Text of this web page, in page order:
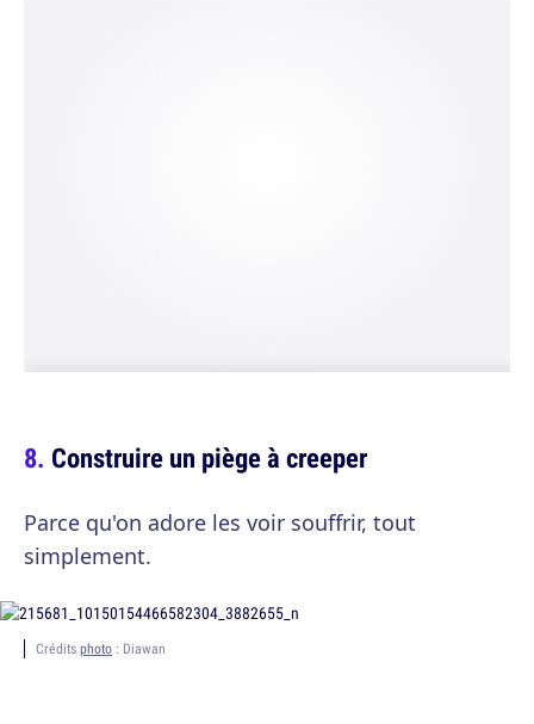
Construire un piège à creeper
Parce qu'on adore les voir souffrir, tout
simplement.
Crédits photo : Diawan